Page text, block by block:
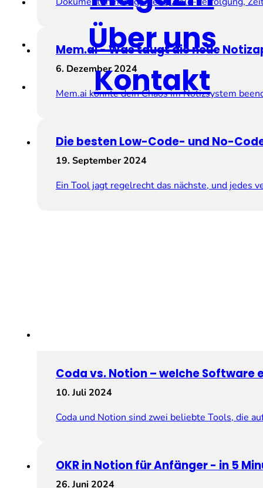
Über uns
Kontakt
Mem.ai ­- Was taugt die neue
6. Dezember 2024
Mem.ai könnte dein Chaos im Notizsystem
Die besten Low-Code- und No-
19. September 2024
Ein Tool jagt regelrecht das nächste, und jedes
Coda vs. Notion – welche Software
10. Juli 2024
Coda und Notion sind zwei beliebte Tools, die
OKR in Notion für Anfänger ­­- in 5
26. Juni 2024